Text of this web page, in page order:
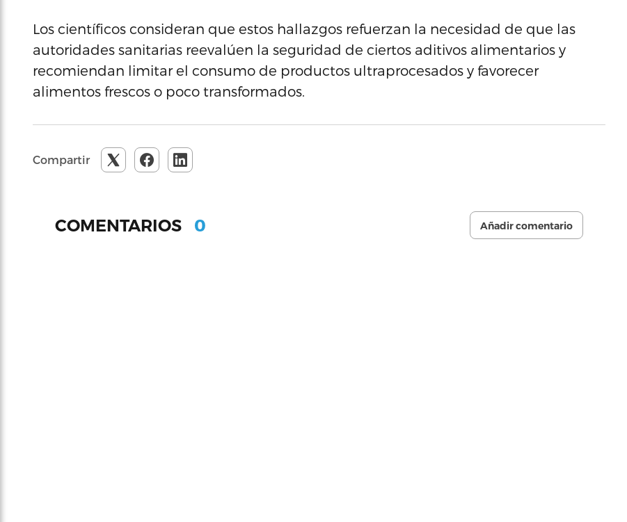
Los científicos consideran que estos hallazgos refuerzan la necesidad de que las
autoridades sanitarias reevalúen la seguridad de ciertos aditivos alimentarios y
recomiendan limitar el consumo de productos ultraprocesados y favorecer
alimentos frescos o poco transformados.
Compartir
COMENTARIOS 0 Añadir comentario